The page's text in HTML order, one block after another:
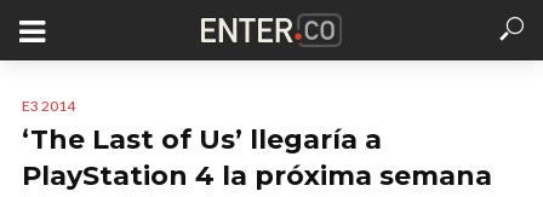
E3 2014
‘The Last of Us’ llegaría a
PlayStation 4 la próxima semana